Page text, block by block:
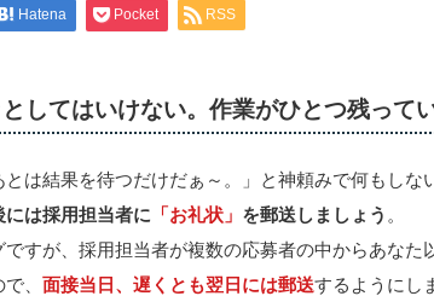
Hatena Pocket RSS
してはいけない。作業がひとつ残って
は結果を待つだけだぁ～。」と神頼みで何もしな
には採用担当者に 「お礼状」 を郵送しましょう 。
すが、採用担当者が複数の応募者の中からあなた
、 面接当日、遅くとも翌日には郵送するようにし